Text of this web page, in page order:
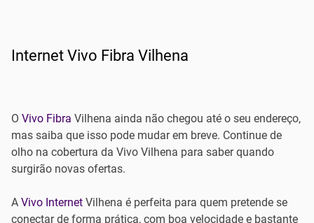
Internet Vivo Fibra Vilhena
O Vivo Fibra Vilhena ainda não chegou até o seu endereço,
mas saiba que isso pode mudar em breve. Continue de
olho na cobertura da Vivo Vilhena para saber quando
surgirão novas ofertas.
A Vivo Internet Vilhena é perfeita para quem pretende se
conectar de forma prática, com boa velocidade e bastante